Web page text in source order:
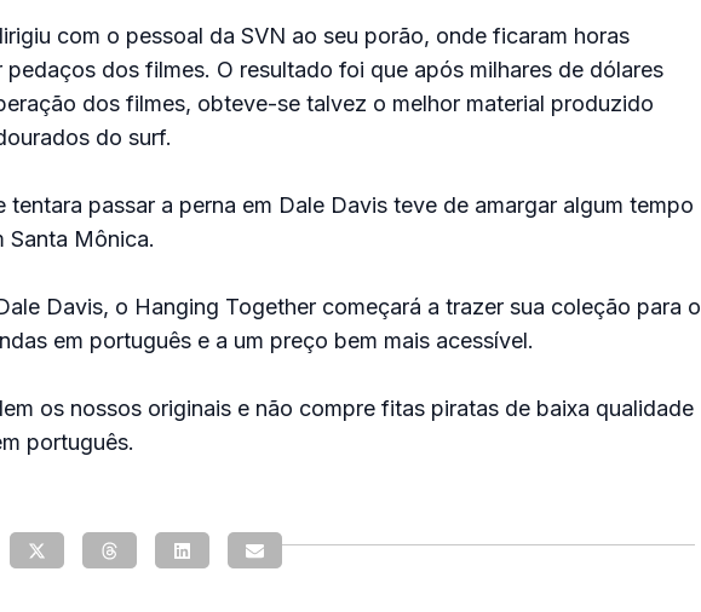
com o pessoal da SVN ao seu porão, onde ficaram horas
dos filmes. O resultado foi que após milhares de dólares
dos filmes, obteve-se talvez o melhor material produzido
do surf.
tentara passar a perna em Dale Davis teve de amargar algum tempo
Santa Mônica.
Davis, o Hanging Together começará a trazer sua coleção para o
em português e a um preço bem mais acessível.
os nossos originais e não compre fitas piratas de baixa qualidade
português.